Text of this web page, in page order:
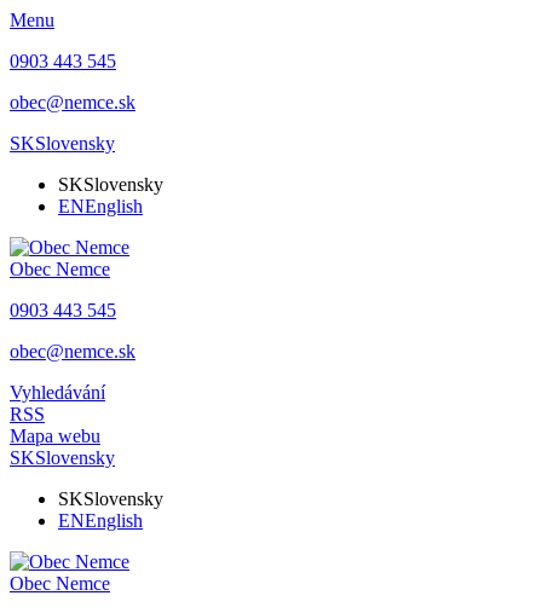
Menu
0903 443 545
obec@nemce.sk
SKSlovensky
SKSlovensky
ENEnglish
Obec Nemce
0903 443 545
obec@nemce.sk
Vyhledávání
RSS
Mapa webu
SKSlovensky
SKSlovensky
ENEnglish
Obec Nemce